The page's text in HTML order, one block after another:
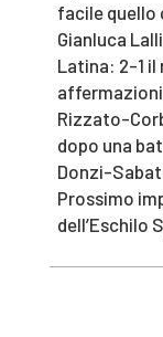
facile quello
Gianluca
Latina: 2-1
Rizzato-
dopo una
Donzi-
Prossimo
dell’Eschilo